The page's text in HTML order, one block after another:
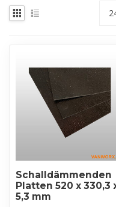
Schalldämmenden
Platten 520 x 330,3
5,3 mm